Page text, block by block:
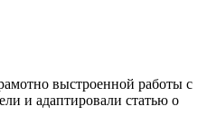
выстроенной работы с
и адаптировали статью о